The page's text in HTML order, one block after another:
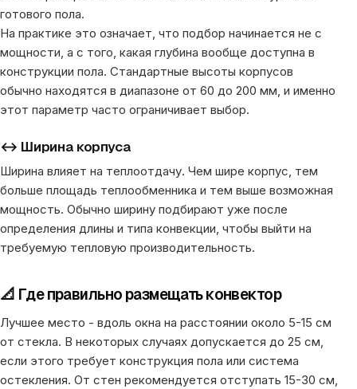
готового пола.
На практике это означает, что подбор начинается не с
мощности, а с того, какая глубина вообще доступна в
конструкции пола. Стандартные высоты корпусов
обычно находятся в диапазоне от 60 до 200 мм, и именно
этот параметр часто ограничивает выбор.
↔️ Ширина корпуса
Ширина влияет на теплоотдачу. Чем шире корпус, тем
больше площадь теплообменника и тем выше возможная
мощность. Обычно ширину подбирают уже после
определения длины и типа конвекции, чтобы выйти на
требуемую тепловую производительность.
📐 Где правильно размещать конвектор
Лучшее место - вдоль окна на расстоянии около 5-15 см
от стекла. В некоторых случаях допускается до 25 см,
если этого требует конструкция пола или система
остекления. От стен рекомендуется отступать 15-30 см,